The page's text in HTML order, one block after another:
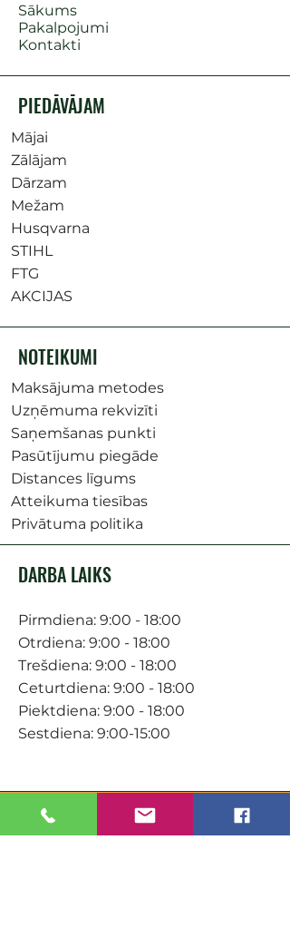
Sākums
Pakalpojumi
Kontakti
PIEDĀVĀJAM
Mājai
Zālājam
Dārzam
Mežam
Husqvarna
STIHL
FTG
AKCIJAS
NOTEIKUMI
Maksājuma metodes
Uzņēmuma rekvizīti
Saņemšanas punkti
Pasūtījumu piegāde
Distances līgums
Atteikuma tiesības
Privātuma politika
DARBA LAIKS
Pirmdiena: 9:00 - 18:00
Otrdiena: 9:00 - 18:00
Trešdiena: 9:00 - 18:00
Ceturtdiena: 9:00 - 18:00
Piektdiena: 9:00 - 18:00
Sestdiena: 9:00-15:00
KONTAKTI